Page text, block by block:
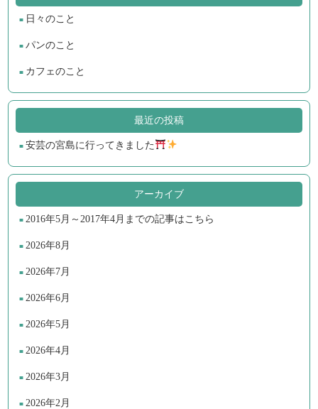
日々のこと
パンのこと
カフェのこと
最近の投稿
安芸の宮島に行ってきました
アーカイブ
2016年5月～2017年4月までの記事はこちら
2026年8月
2026年7月
2026年6月
2026年5月
2026年4月
2026年3月
2026年2月